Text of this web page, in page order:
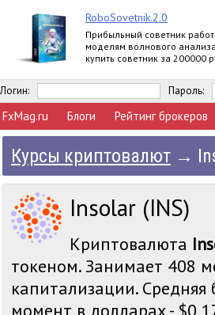
RoboSovetnik.2.0
Прибыльный советник
моделям волнового
купить советник за 200000
программе
Логин: Пароль:
FxMag.ru Блоги Рейтинг брокеров
Курсы криптовалют →
Insolar (INS)
Криптовалюта
токеном. Занимает 408
капитализации.
момент в долларах -